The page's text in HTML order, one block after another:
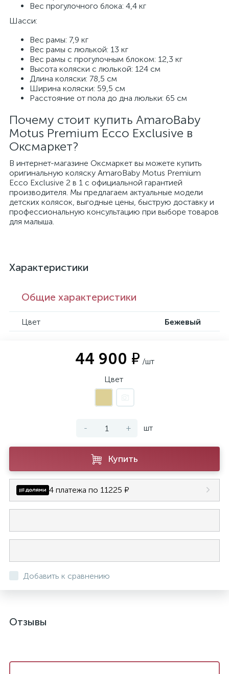
Вес прогулочного блока: 4,4 кг
Шасси:
Вес рамы: 7,9 кг
Вес рамы с люлькой: 13 кг
Вес рамы с прогулочным блоком: 12,3 кг
Высота коляски с люлькой: 124 см
Длина коляски: 78,5 см
Ширина коляски: 59,5 см
Расстояние от пола до дна люльки: 65 см
Почему стоит купить AmaroBaby
Motus Premium Ecco Exclusive в
Оксмаркет?
В интернет-магазине Оксмаркет вы можете купить
оригинальную коляску AmaroBaby Motus Premium
Ecco Exclusive 2 в 1 с официальной гарантией
производителя. Мы предлагаем актуальные модели
детских колясок, выгодные цены, быструю доставку и
профессиональную консультацию при выборе товаров
для малыша.
Характеристики
Общие характеристики
Цвет Бежевый
44 900 ₽ /шт
Цвет
- + шт
Купить
4 платежа по 11225 ₽
Добавить к сравнению
Отзывы